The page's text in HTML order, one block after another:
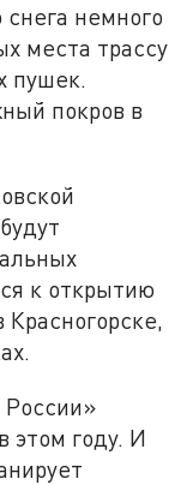
немного
места трассу
пушек.
покров в
к открытию
этом году. И